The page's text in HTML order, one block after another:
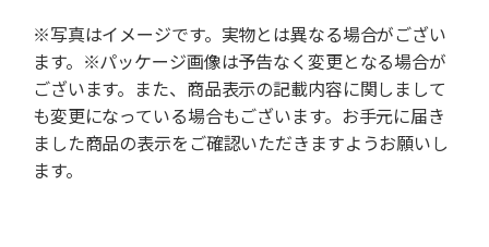
※写真はイメージです。実物とは異なる場合がござい
ます。※パッケージ画像は予告なく変更となる場合が
ございます。また、商品表示の記載内容に関しまして
も変更になっている場合もございます。お手元に届き
ました商品の表示をご確認いただきますようお願いし
ます。